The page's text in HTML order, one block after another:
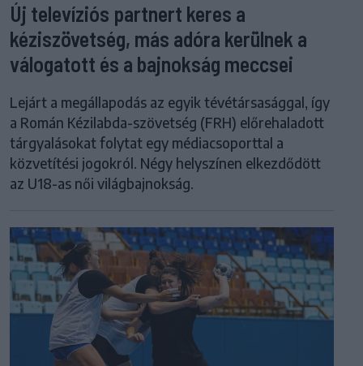
Új televíziós partnert keres a
kéziszövetség, más adóra kerülnek a
válogatott és a bajnokság meccsei
Lejárt a megállapodás az egyik tévétársasággal, így
a Román Kézilabda-szövetség (FRH) előrehaladott
tárgyalásokat folytat egy médiacsoporttal a
közvetítési jogokról. Négy helyszínen elkezdődött
az U18-as női világbajnokság.